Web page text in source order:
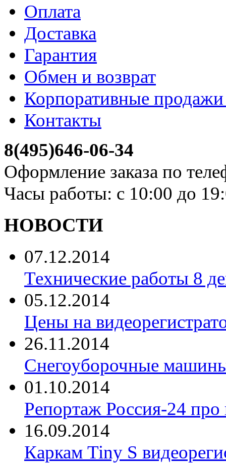
Оплата
Доставка
Гарантия
Обмен и возврат
Корпоративные
Контакты
8(495)646-06-34
Оформление заказа по
Часы работы: с 10:00 до
НОВОСТИ
07.12.2014
Технические работы 8
05.12.2014
Цены на
26.11.2014
Снегоуборочные машины
01.10.2014
Репортаж Россия-24 про
16.09.2014
Каркам Tiny S